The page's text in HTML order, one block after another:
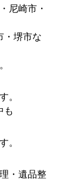
尼崎市・
・堺市な
。
も
。
・遺品整